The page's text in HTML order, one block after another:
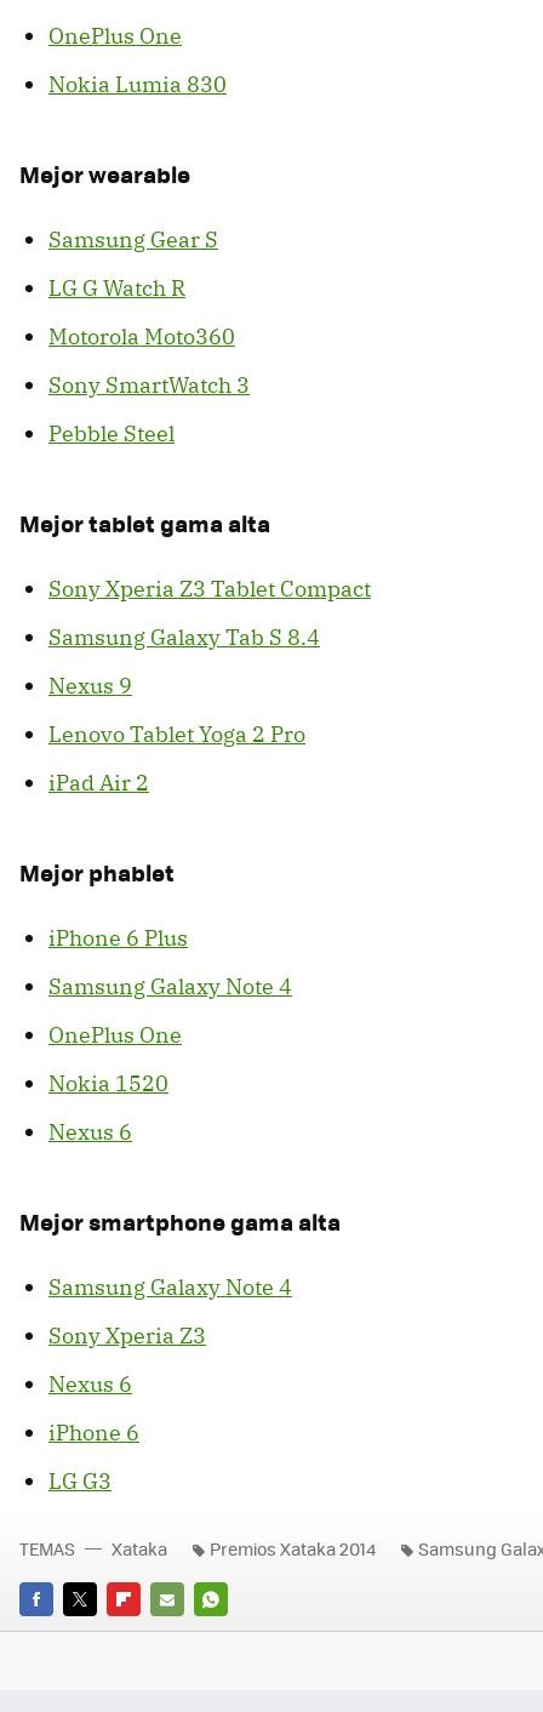
OnePlus One
Nokia Lumia 830
Mejor wearable
Samsung Gear S
LG G Watch R
Motorola Moto360
Sony SmartWatch 3
Pebble Steel
Mejor tablet gama alta
Sony Xperia Z3 Tablet Compact
Samsung Galaxy Tab S 8.4
Nexus 9
Lenovo Tablet Yoga 2 Pro
iPad Air 2
Mejor phablet
iPhone 6 Plus
Samsung Galaxy Note 4
OnePlus One
Nokia 1520
Nexus 6
Mejor smartphone gama alta
Samsung Galaxy Note 4
Sony Xperia Z3
Nexus 6
iPhone 6
LG G3
FACEBOOK
TWITTERFLIPBOARD
E-
WHATSAPP
TEMAS Xataka Premios Xataka 2014 Samsung